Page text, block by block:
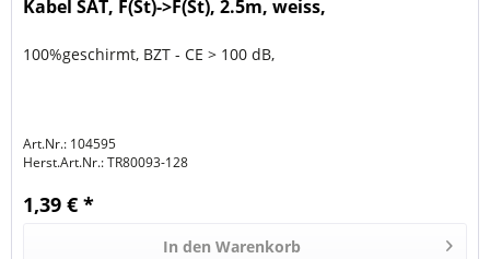
Kabel SAT, F(St)->F(St), 2.5m, weiss,
100%geschirmt, BZT - CE > 100 dB,
Art.Nr.: 104595
Herst.Art.Nr.:TR80093-128
1,39 € *
In den Warenkorb